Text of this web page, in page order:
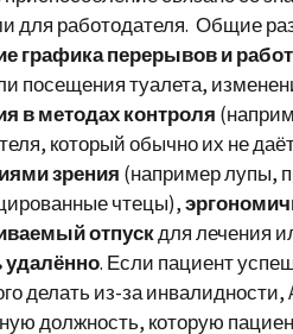
для работодателя. Общие
графика перерывов и
посещения туалета,
в методах контроля
который обычно их не
зрения (например лупы,
чтецы),
отпускдля лечения
удалённо. Если пациент
делать из-за
должность, которую